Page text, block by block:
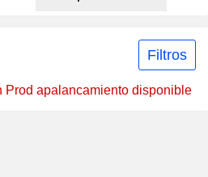
Filtros
Prod apalancamiento disponible